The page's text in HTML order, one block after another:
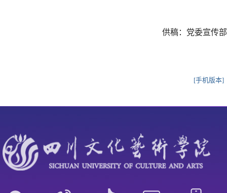
供稿：党委宣传
[手机版本]